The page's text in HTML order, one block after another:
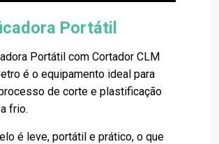
Portátil
Portátil com Cortador CLM
é o equipamento ideal para
de corte e plastificação
frio.
é leve, portátil e prático, o que